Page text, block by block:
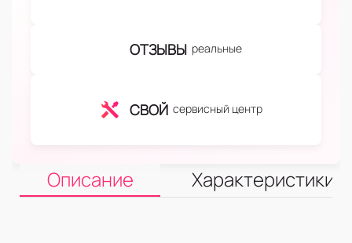
ОТЗЫВЫ реальные
СВОЙ сервисный центр
Описание Характеристики